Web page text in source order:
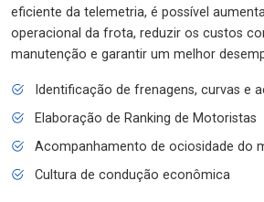
eficiente da telemetria, é possível
operacional da frota, reduzir os custos
manutenção e garantir um melhor
Identificação de frenagens, curvas e
Elaboração de Ranking de Motoristas
Acompanhamento de ociosidade do
Cultura de condução econômica